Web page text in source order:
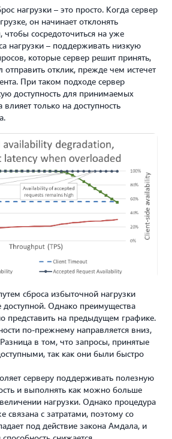
нагрузки – это просто. Когда сервер
он начинает отклонять
сосредоточиться на уже
нагрузки – поддерживать низкую
которые сервер решит принять,
отправить отклик, прежде чем истечет
При таком подходе сервер
доступность для принимаемых
влияет только на доступность
сброса избыточной нагрузки
доступной. Однако преимущества
представить на предыдущем графике.
по-прежнему направляется вниз,
в том, что запросы, принятые
так как они были быстро
серверу поддерживать полезную
и выполнять как можно больше
нагрузки. Однако процедура
связана с затратами, поэтому со
под действие закона Амдала, и